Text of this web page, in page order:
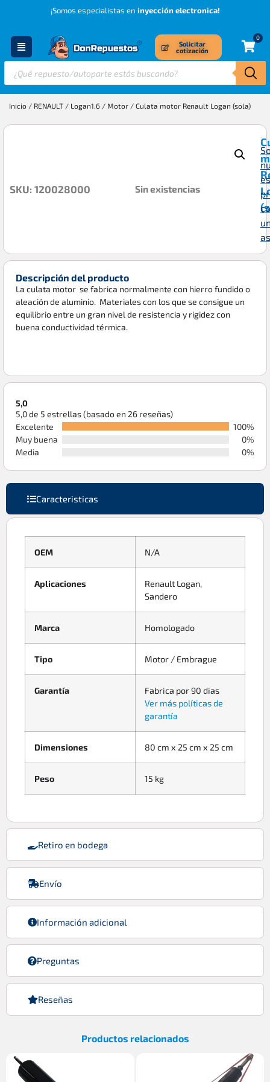
¡Somos especialistas en inyección electronica!
Solicitar
cotización
0
Inicio / RENAULT / Logan1.6 / Motor / Culata motor Renault Logan (sola)
SKU: 120028000 Sin existencias
Descripción del producto
La culata motor se fabrica normalmente con hierro fundido o
aleación de aluminio. Materiales con los que se consigue un
equilibrio entre un gran nivel de resistencia y rigidez con
buena conductividad térmica.
5,0
5,0 de 5 estrellas (basado en 26 reseñas)
Excelente
100%
Muy buena
0%
Media
0%
Caracteristicas
Retiro en bodega
Envío
Información adicional
Preguntas
Reseñas
OEM N/A
Aplicaciones
Renault Logan,
Sandero
Marca Homologado
Tipo Motor / Embrague
Garantía
Fabrica por 90 dias
Ver más políticas de
garantía
Dimensiones 80 cm x 25 cm x 25 cm
Peso 15 kg
Productos relacionados